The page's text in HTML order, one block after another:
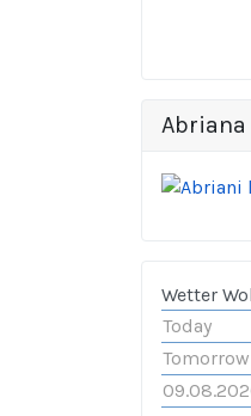
Wetter
Today
Tomorrow